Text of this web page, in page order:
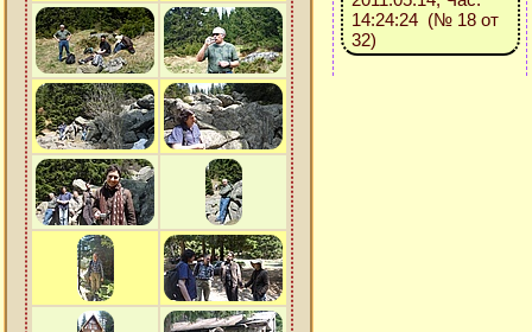
14:24:24 (№ 18 от
32)